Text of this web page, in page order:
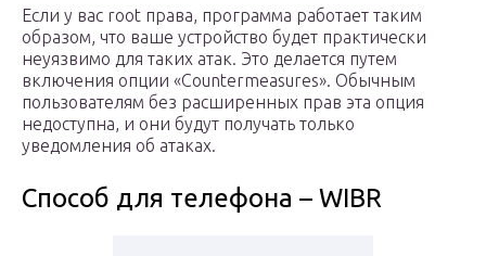
Если у вас root права, программа работает таким
образом, что ваше устройство будет практически
неуязвимо для таких атак. Это делается путем
включения опции «Countermeasures». Обычным
пользователям без расширенных прав эта опция
недоступна, и они будут получать только
уведомления об атаках.
Способ для телефона – WIBR